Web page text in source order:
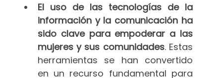
El uso de las tecnologías de la
información y la comunicación ha
sido clave para empoderar a las
mujeres y sus comunidades. Estas
herramientas se han convertido
en un recurso fundamental para